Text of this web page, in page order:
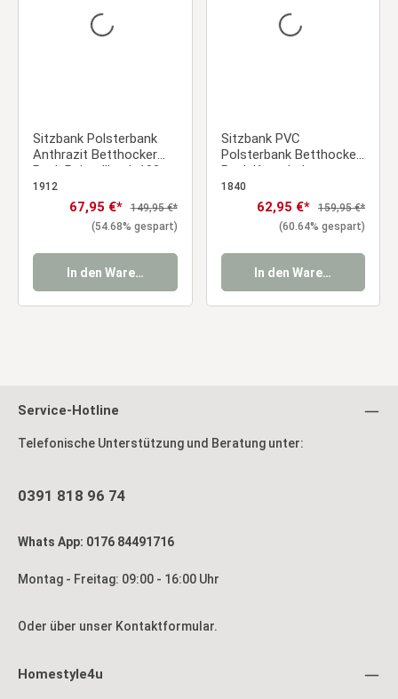
Sitzbank Polsterbank
Anthrazit Betthocker
Bank Beistellbank 103
cm
1912
Verkaufspreis:
67,95 €* Regulärer Preis:
149,95 €*
(54.68% gespart)
In den Warenkorb
Sitzbank PVC
Polsterbank Betthocker
Bank Kunstleder
Beistellbank Holzbank
103 cm
1840
Verkaufspreis:
62,95 €* Regulärer Preis:
159,95 €*
(60.64% gespart)
In den Warenkorb
Service-Hotline
Telefonische Unterstützung und Beratung unter:
0391 818 96 74
Whats App: 0176 84491716
Montag - Freitag: 09:00 - 16:00 Uhr
Oder über unser Kontaktformular.
Homestyle4u